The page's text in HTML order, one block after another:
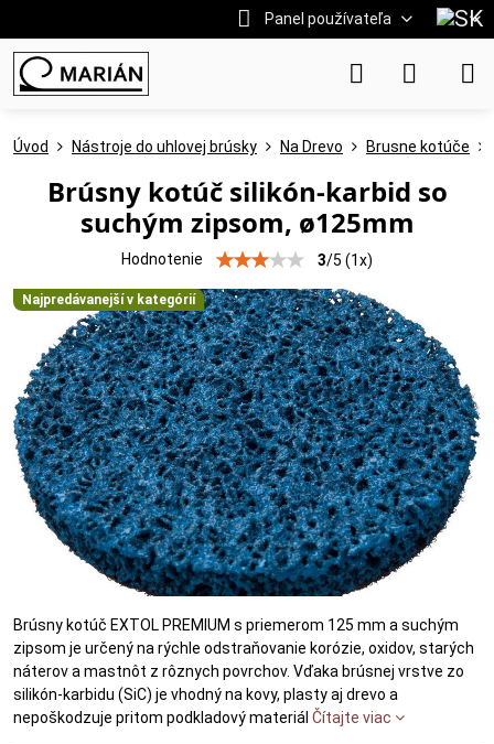
Panel používateľa
Najpredávanejší v kategórií
Úvod Nástroje do uhlovej brúsky Na Drevo Brusne kotúče
Brúsny kotúč silikón-karbid so
suchým zipsom, ø125mm
Hodnotenie 3/5 (1x)
Brúsny kotúč EXTOL PREMIUM s priemerom 125 mm a suchým
zipsom je určený na rýchle odstraňovanie korózie, oxidov, starých
náterov a mastnôt z rôznych povrchov. Vďaka brúsnej vrstve zo
silikón-karbidu (SiC) je vhodný na kovy, plasty aj drevo a
nepoškodzuje pritom podkladový materiál Čítajte viac